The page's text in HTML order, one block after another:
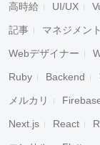
高時給 UI/UX
記事 マネジメント
Webデザイナー
Ruby Backend
メルカリ
Next.js React